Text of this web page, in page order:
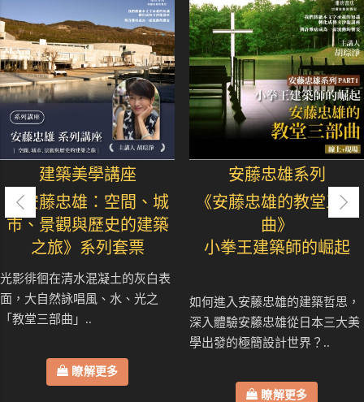
建築美學講座
《安藤忠雄：空間、城
市、景觀與歷史的建築
之旅》系列套票
光影徘徊在清水混凝土的灰白表
面，大自然詠唱風、水、光之
「教堂三部曲」..
瞭解更多
安藤忠雄系列
《安藤忠雄的教堂三部
曲》
小拳王建築師的崛起
如何進入安藤忠雄的建築哲思，
深入體驗安藤忠雄從日本三大美
學出發的極簡設計世界？..
瞭解更多